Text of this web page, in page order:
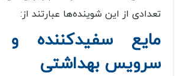
تعدادی از این شوینده‌ها عبارتند از:
مایع سفیدکننده و
سرویس بهداشتی